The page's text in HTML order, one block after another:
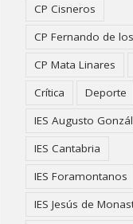
CP Cisneros
CP Fernando de
CP Mata Linares
Crítica
Deporte
IES Augusto
IES Cantabria
IES Foramontanos
IES Jesús de